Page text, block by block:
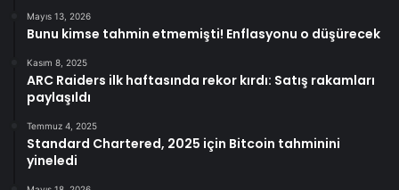
Mayıs 13, 2026
Bunu kimse tahmin etmemişti! Enflasyonu o düşürecek
Kasım 8, 2025
ARC Raiders ilk haftasında rekor kırdı: Satış rakamları
paylaşıldı
Temmuz 4, 2025
Standard Chartered, 2025 için Bitcoin tahminini
yineledi